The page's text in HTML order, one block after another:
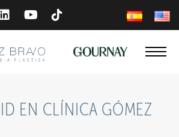
EN CLÍNICA GÓMEZ